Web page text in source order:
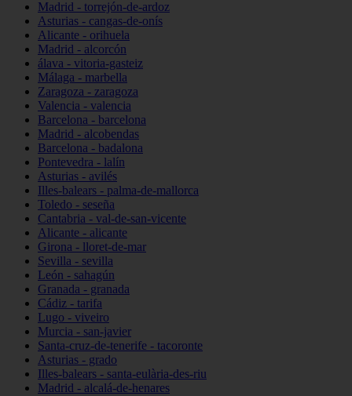
Madrid - torrejón-de-ardoz
Asturias - cangas-de-onís
Alicante - orihuela
Madrid - alcorcón
álava - vitoria-gasteiz
Málaga - marbella
Zaragoza - zaragoza
Valencia - valencia
Barcelona - barcelona
Madrid - alcobendas
Barcelona - badalona
Pontevedra - lalín
Asturias - avilés
Illes-balears - palma-de-mallorca
Toledo - seseña
Cantabria - val-de-san-vicente
Alicante - alicante
Girona - lloret-de-mar
Sevilla - sevilla
León - sahagún
Granada - granada
Cádiz - tarifa
Lugo - viveiro
Murcia - san-javier
Santa-cruz-de-tenerife - tacoronte
Asturias - grado
Illes-balears - santa-eulària-des-riu
Madrid - alcalá-de-henares